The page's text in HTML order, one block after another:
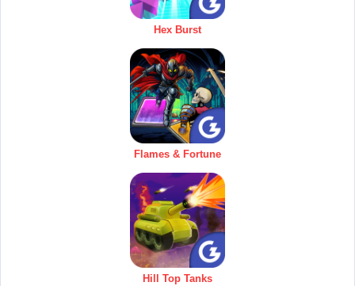
Hex Burst
Flames & Fortune
Hill Top Tanks